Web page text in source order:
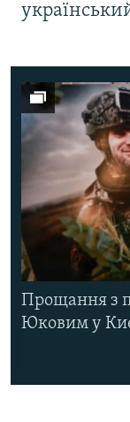
Прощання з
Юковим у